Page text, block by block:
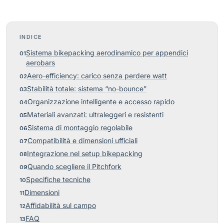
INDICE
Sistema bikepacking aerodinamico per appendici
aerobars
Aero-efficiency: carico senza perdere watt
Stabilità totale: sistema “no-bounce”
Organizzazione intelligente e accesso rapido
Materiali avanzati: ultraleggeri e resistenti
Sistema di montaggio regolabile
Compatibilità e dimensioni ufficiali
Integrazione nel setup bikepacking
Quando scegliere il Pitchfork
Specifiche tecniche
Dimensioni
Affidabilità sul campo
FAQ